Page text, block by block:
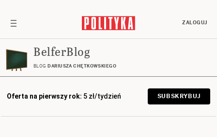
ZALOGUJ
BelferBlog
BLOG DARIUSZA CHĘTKOWSKIEGO
Oferta na pierwszy rok: 5 zł/tydzień SUBSKRYBUJ